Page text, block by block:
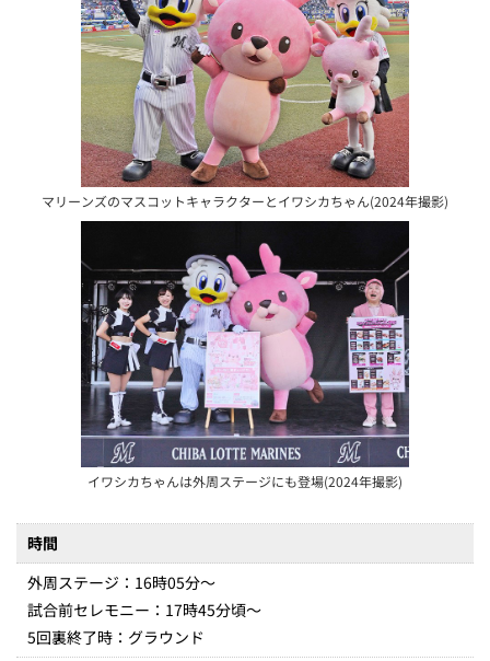
マリーンズのマスコットキャラクターとイワシカちゃん(2024年撮影)
イワシカちゃんは外周ステージにも登場(2024年撮影)
時間
外周ステージ：16時05分～
試合前セレモニー：17時45分頃～
5回裏終了時：グラウンド